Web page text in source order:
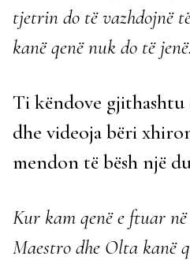
tjetrin do të vazhdojnë
kanë qenë nuk do të jenë.
Ti këndove
dhe videoja bëri
mendon të bësh një
Kur kam qenë e ftuar
Maestro dhe Olta kanë